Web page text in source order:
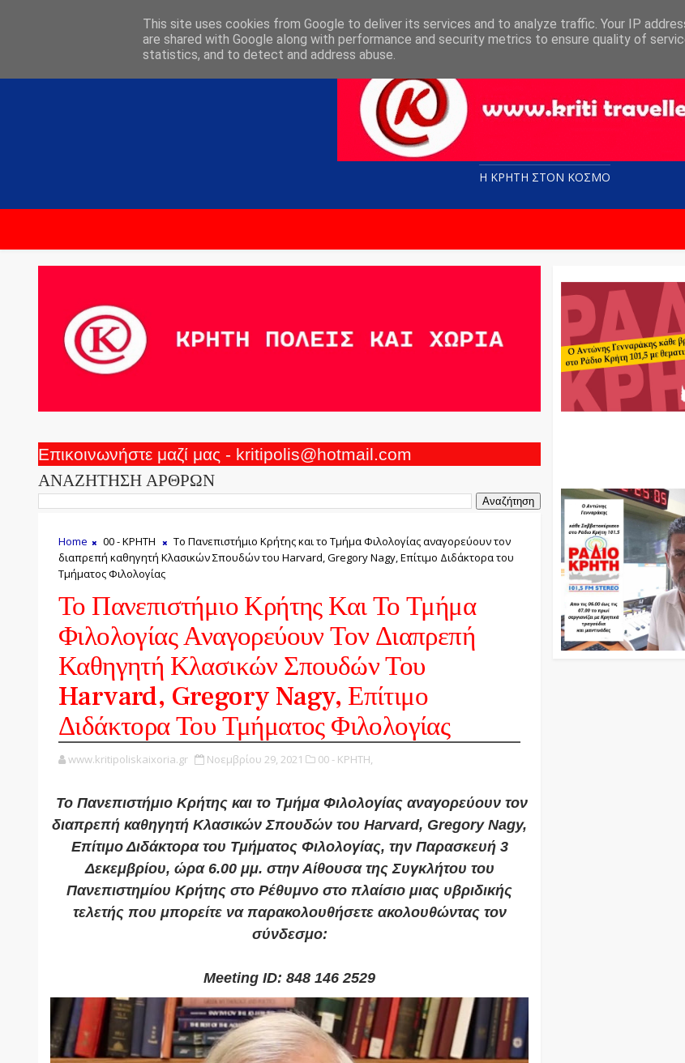
Η ΚΡΗΤΗ ΣΤΟN KOΣΜΟ
Επικοινωνήστε μαζί μας - kritipolis@hotmail.com
ΑΝΑΖΗΤΗΣΗ ΑΡΘΡΩΝ
Home 00 - ΚΡΗΤΗ
Το Πανεπιστήμιο Κρήτης και το Τμήμα Φιλολογίας αναγορεύουν τον
διαπρεπή καθηγητή Κλασικών Σπουδών του Harvard, Gregory Nagy, Επίτιμο Διδάκτορα του
Τμήματος Φιλολογίας
Το Πανεπιστήμιο Κρήτης Και Το Τμήμα
Φιλολογίας Αναγορεύουν Τον Διαπρεπή
Καθηγητή Κλασικών Σπουδών Του
Harvard, Gregory Nagy, Επίτιμο
Διδάκτορα Του Τμήματος Φιλολογίας
www.kritipoliskaixoria.gr Νοεμβρίου 29, 2021 00 - ΚΡΗΤΗ,
Το Πανεπιστήμιο Κρήτης και το Τμήμα Φιλολογίας αναγορεύουν τον
διαπρεπή καθηγητή Κλασικών Σπουδών του Harvard, Gregory Nagy,
Επίτιμο Διδάκτορα του Τμήματος Φιλολογίας, την Παρασκευή 3
Δεκεμβρίου, ώρα 6.00 μμ. στην Αίθουσα της Συγκλήτου του
Πανεπιστημίου Κρήτης στο Ρέθυμνο στο πλαίσιο μιας υβριδικής
τελετής που μπορείτε να παρακολουθήσετε ακολουθώντας τον
σύνδεσμο:
Meeting ID: 848 146 2529
This site uses cookies from Google to deliver its services and to analyze traffic. Your IP
are shared with Google along with performance and security metrics to ensure quality of
statistics, and to detect and address abuse.